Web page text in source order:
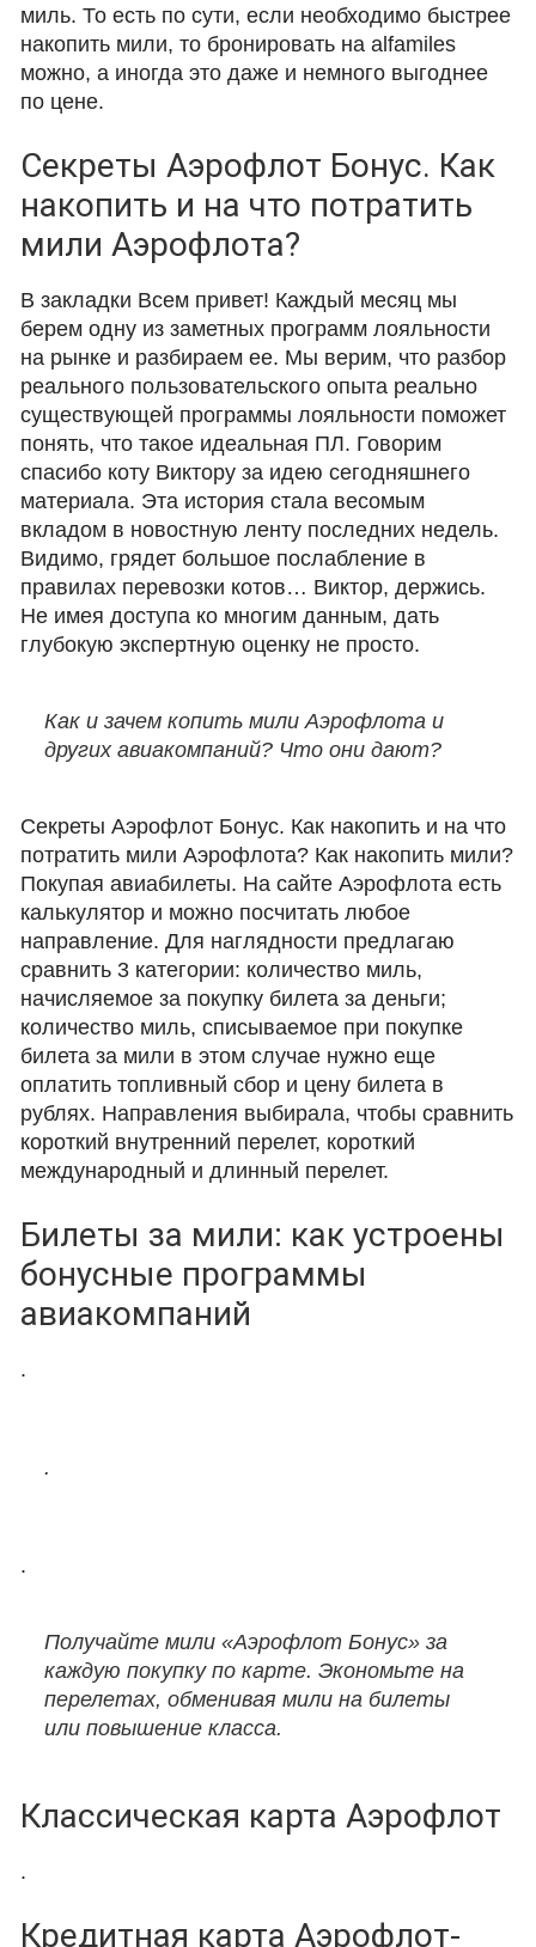
миль. То есть по сути, если необходимо быстрее
накопить мили, то бронировать на alfamiles
можно, а иногда это даже и немного выгоднее
по цене.
Секреты Аэрофлот Бонус. Как
накопить и на что потратить
мили Аэрофлота?
В закладки Всем привет! Каждый месяц мы
берем одну из заметных программ лояльности
на рынке и разбираем ее. Мы верим, что разбор
реального пользовательского опыта реально
существующей программы лояльности поможет
понять, что такое идеальная ПЛ. Говорим
спасибо коту Виктору за идею сегодняшнего
материала. Эта история стала весомым
вкладом в новостную ленту последних недель.
Видимо, грядет большое послабление в
правилах перевозки котов… Виктор, держись.
Не имея доступа ко многим данным, дать
глубокую экспертную оценку не просто.
Как и зачем копить мили Аэрофлота и
других авиакомпаний? Что они дают?
Секреты Аэрофлот Бонус. Как накопить и на что
потратить мили Аэрофлота? Как накопить мили?
Покупая авиабилеты. На сайте Аэрофлота есть
калькулятор и можно посчитать любое
направление. Для наглядности предлагаю
сравнить 3 категории: количество миль,
начисляемое за покупку билета за деньги;
количество миль, списываемое при покупке
билета за мили в этом случае нужно еще
оплатить топливный сбор и цену билета в
рублях. Направления выбирала, чтобы сравнить
короткий внутренний перелет, короткий
международный и длинный перелет.
Билеты за мили: как устроены
бонусные программы
авиакомпаний
.
.
.
Получайте мили «Аэрофлот Бонус» за
каждую покупку по карте. Экономьте на
перелетах, обменивая мили на билеты
или повышение класса.
Классическая карта Аэрофлот
.
Кредитная карта Аэрофлот-